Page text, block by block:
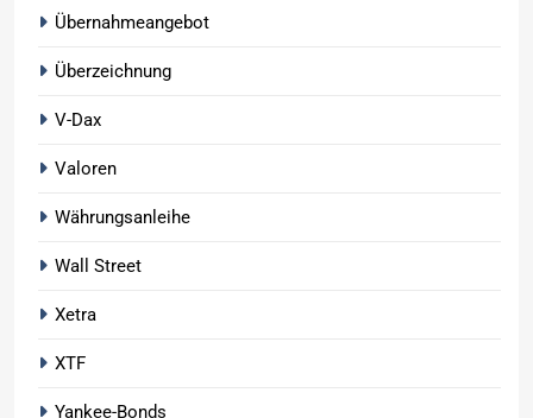
Übernahmeangebot
Überzeichnung
V-Dax
Valoren
Währungsanleihe
Wall Street
Xetra
XTF
Yankee-Bonds